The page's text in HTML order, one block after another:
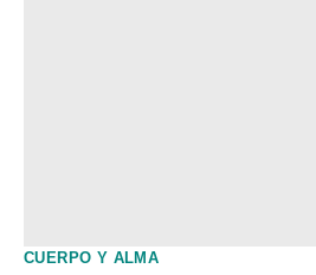
CUERPO Y ALMA